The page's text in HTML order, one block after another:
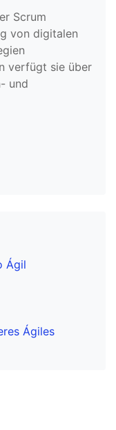
Scrum
von digitalen
verfügt sie über
und
Ágil
Ágiles